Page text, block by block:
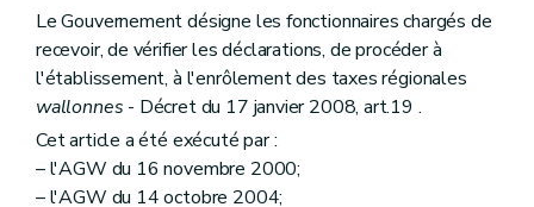
Art. 29
Art. 30
Art.30bis
Art. 31
Section 2 Intérêts moratoires dus par la Région
Art. 32
Art. 33
Art. 34
Art. 34
Le Gouvernement désigne les fonctionnaires chargés de
recevoir, de vérifier les déclarations, de procéder à
l'établissement, à l'enrôlement des taxes régionales
wallonnes - Décret du 17 janvier 2008, art.19 .
Cet article a été exécuté par :
– l'AGW du 16 novembre 2000;
– l'AGW du 14 octobre 2004;